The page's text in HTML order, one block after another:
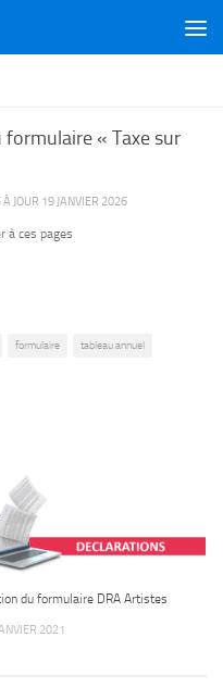
formulaire « Taxe sur
À JOUR 19 JANVIER 2026
à ces pages
formulaire tableau annuel
du formulaire DRA Artistes
2021